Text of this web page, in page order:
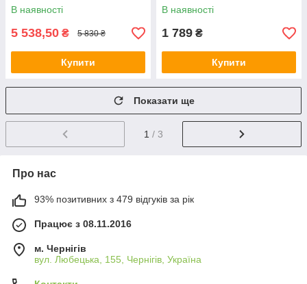
В наявності
5 538,50 ₴ 5 830 ₴
Купити
В наявності
1 789 ₴
Купити
Показати ще
1 / 3
Про нас
93% позитивних з 479 відгуків за рік
Працює з 08.11.2016
м. Чернігів
вул. Любецька, 155, Чернігів, Україна